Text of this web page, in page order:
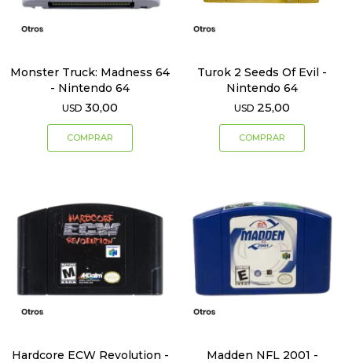
Monster Truck: Madness 64
- Nintendo 64
USD 30,00
Turok 2 Seeds Of Evil -
Nintendo 64
USD 25,00
Hardcore ECW Revolution -
Madden NFL 2001 -